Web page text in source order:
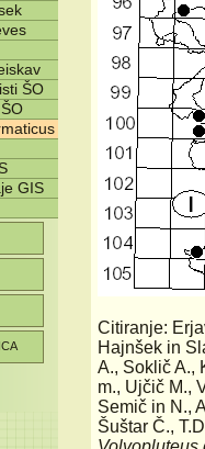
ŠO
GIS
Citiranje:
Hajnšek in
A., Soklič A.,
m., Ujčič M.,
Semič in N.,
Šuštar Č.,